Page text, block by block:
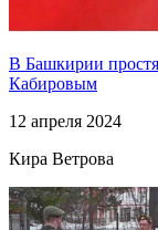
В Башкирии
Кабировым
12 апреля 2024
Кира Ветрова